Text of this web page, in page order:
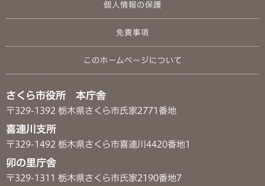
個人情報の保護
免責事項
このホームページについて
さくら市役所 本庁舎
〒329-1392 栃木県さくら市氏家2771番地
喜連川支所
〒329-1492 栃木県さくら市喜連川4420番地1
卯の里庁舎
〒329-1311 栃木県さくら市氏家2190番地7